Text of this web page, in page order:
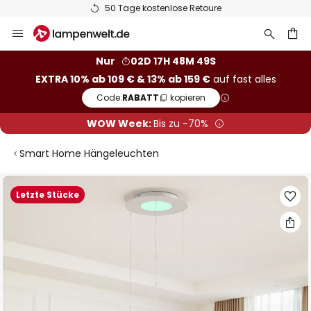
50 Tage kostenlose Retoure
Inhalt
Nur
02D 17H 48M 49S
EXTRA 10% ab 109 € & 13% ab 159 €auf fast alles
Code:RABATT kopieren
WOW Week:Bis zu -70%
Smart Home Hängeleuchten
Letzte Stücke
Zum
Ende